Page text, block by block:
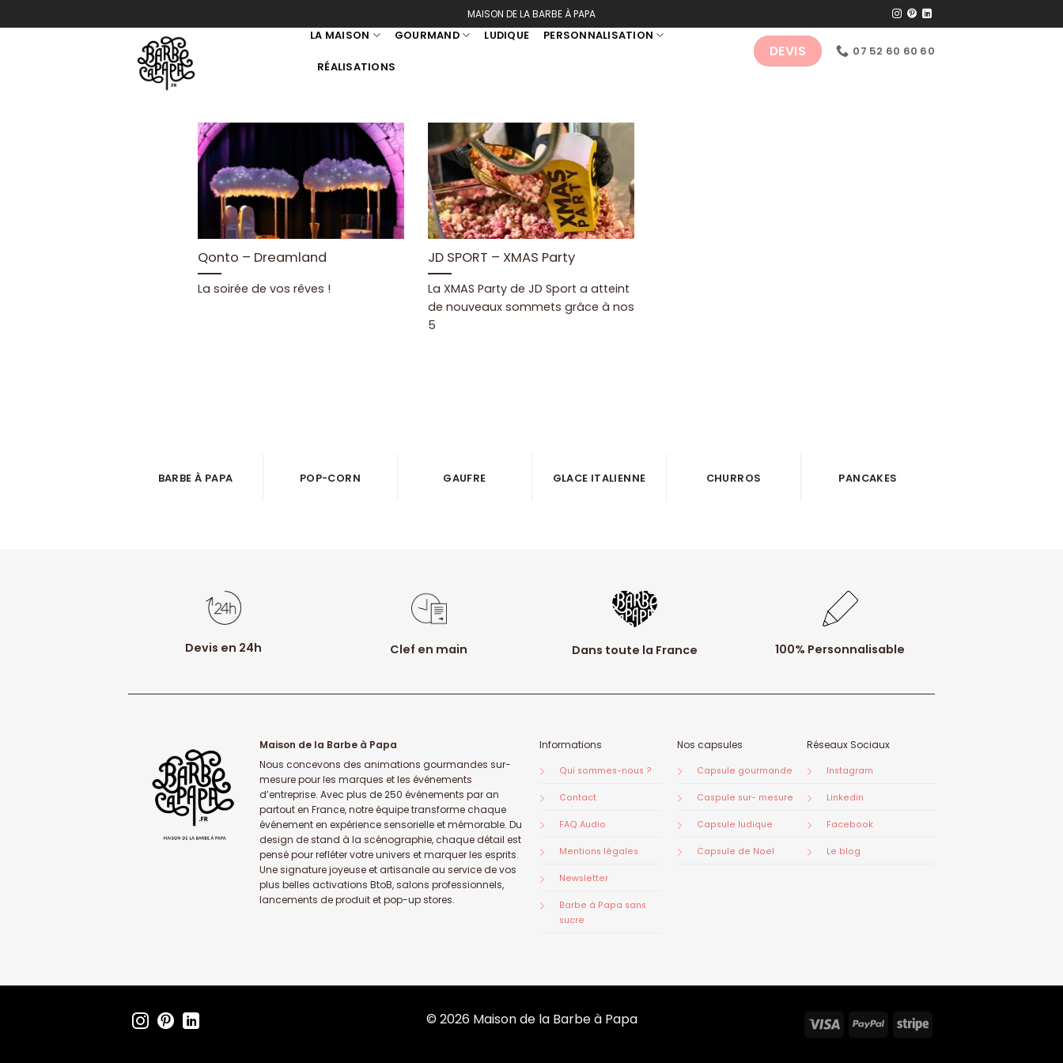
au
MAISON DE LA BARBE À PAPA
LA MAISON
GOURMAND LUDIQUE PERSONNALISATION
RÉALISATIONS
DEVIS 07 52 60 60 60
Qonto – Dreamland
La soirée de vos rêves !
JD SPORT – XMAS Party
La XMAS Party de JD Sport a atteint
de nouveaux sommets grâce à nos
5
BARBE À PAPA POP-CORN GAUFRE GLACE ITALIENNE CHURROS PANCAKES
Devis en 24h Clef en main Dans toute la France 100% Personnalisable
Maison de la Barbe à Papa
Nous concevons des animations gourmandes sur-
mesure pour les marques et les événements
d’entreprise. Avec plus de 250 événements par an
partout en France, notre équipe transforme chaque
événement en expérience sensorielle et mémorable. Du
design de stand à la scénographie, chaque détail est
pensé pour refléter votre univers et marquer les esprits.
Une signature joyeuse et artisanale au service de vos
plus belles activations BtoB, salons professionnels,
lancements de produit et pop-up stores.
Informations
Qui sommes-nous ?
Contact
FAQ Audio
Mentions légales
Newsletter
Barbe à Papa sans
sucre
Nos capsules
Capsule gourmande
Caspule sur- mesure
Capsule ludique
Capsule de Noel
Réseaux Sociaux
Instagram
Linkedin
Facebook
Le blog
© 2026 Maison de la Barbe à Papa Visa PayPalStripe